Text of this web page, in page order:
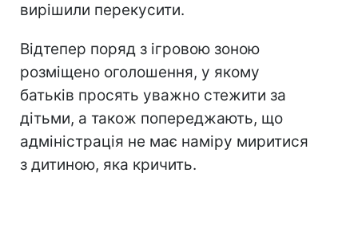
вирішили перекусити.
Відтепер поряд з ігровою зоною
розміщено оголошення, у якому
батьків просять уважно стежити за
дітьми, а також попереджають, що
адміністрація не має наміру миритися
з дитиною, яка кричить.